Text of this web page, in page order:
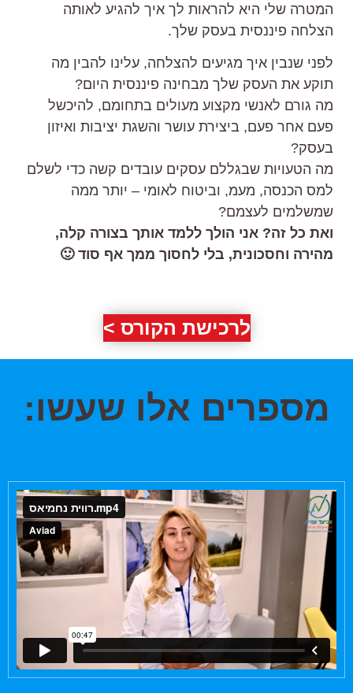
המטרה שלי היא להראות לך איך להגיע לאותה
הצלחה פיננסית בעסק שלך.
לפני שנבין איך מגיעים להצלחה, עלינו להבין מה
תוקע את העסק שלך מבחינה פיננסית היום?
מה גורם לאנשי מקצוע מעולים בתחומם, להיכשל
פעם אחר פעם, ביצירת עושר והשגת יציבות ואיזון
בעסק?
מה הטעויות שבגללם עסקים עובדים קשה כדי לשלם
למס הכנסה, מעמ, וביטוח לאומי – יותר ממה
שמשלמים לעצמם?
ואת כל זה? אני הולך ללמד אותך בצורה קלה,
מהירה וחסכונית, בלי לחסוך ממך אף סוד 🙂
לרכישת הקורס >
מספרים אלו שעשו: